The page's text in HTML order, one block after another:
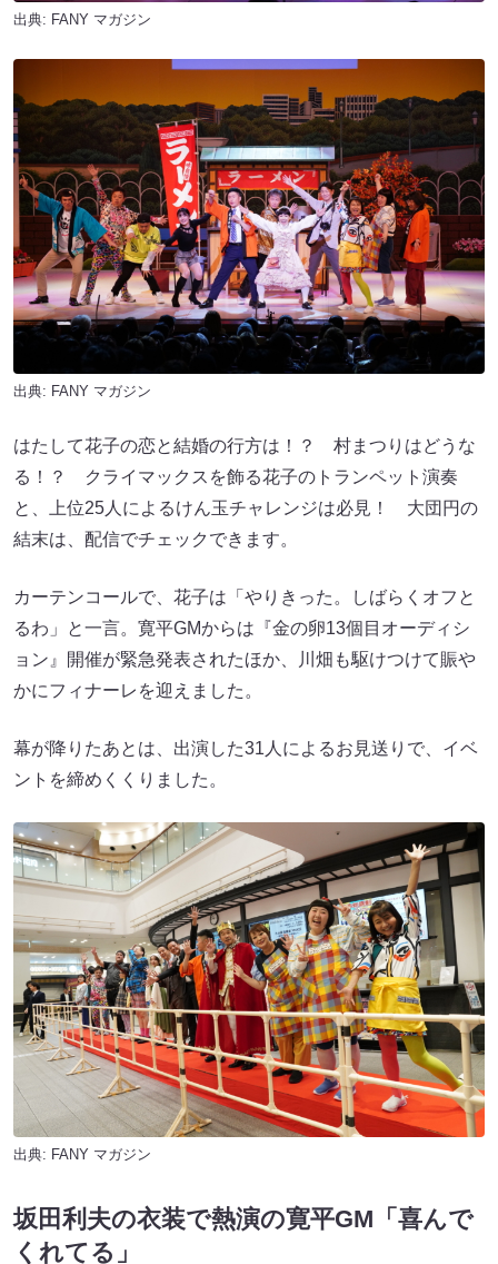
出典: FANY マガジン
出典: FANY マガジン
はたして花子の恋と結婚の行方は！？ 村まつりはどうな
る！？ クライマックスを飾る花子のトランペット演奏
と、上位25人によるけん玉チャレンジは必見！ 大団円の
結末は、配信でチェックできます。
カーテンコールで、花子は「やりきった。しばらくオフと
るわ」と一言。寛平GMからは『金の卵13個目オーディシ
ョン』開催が緊急発表されたほか、川畑も駆けつけて賑や
かにフィナーレを迎えました。
幕が降りたあとは、出演した31人によるお見送りで、イベ
ントを締めくくりました。
出典: FANY マガジン
坂田利夫の衣装で熱演の寛平GM「喜んで
くれてる」